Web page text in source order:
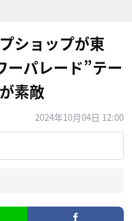
ショップが東
ーパレード”テー
素敵
2024年10月04日 12:00